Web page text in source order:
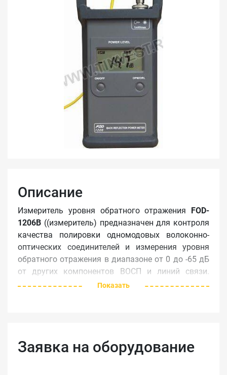
Описание
Измеритель уровня обратного отражения FOD-
1206B ((измеритель) предназначен для контроля
качества полировки одномодовых волоконно-
оптических соединителей и измерения уровня
обратного отражения в диапазоне от 0 до -65 дБ
от других компонентов ВОСП и линий связи.
Измеритель может быть использован как
Инструкция
Показать
Заявка на оборудование